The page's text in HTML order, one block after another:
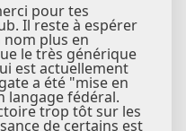
pour tes
Il reste à espérer
plus en
le très générique
est actuellement
a été "mise en
langage fédéral.
trop tôt sur les
de certains est